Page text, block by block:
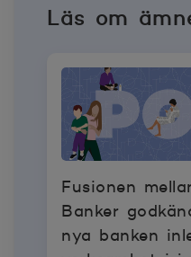
Läs om
Fusionen
Banker
nya banken